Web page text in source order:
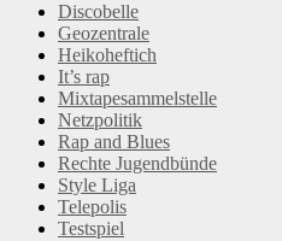
Discobelle
Geozentrale
Heikoheftich
It’s rap
Mixtapesammelstelle
Netzpolitik
Rap and Blues
Rechte Jugendbünde
Style Liga
Telepolis
Testspiel